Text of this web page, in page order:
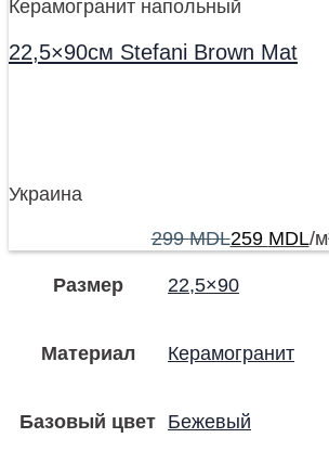
Керамогранит напольный
22,5×90см Stefani Brown Mat
Украина
299MDL259 MDL/
Размер 22,5×90
Материал Керамогранит
Базовый цвет Бежевый